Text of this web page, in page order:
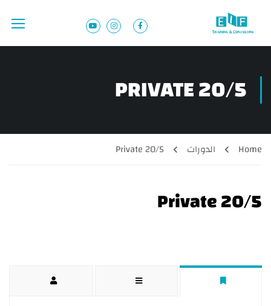
PRIVATE 20/5
Home الدورات Private 20/5
Private 20/5